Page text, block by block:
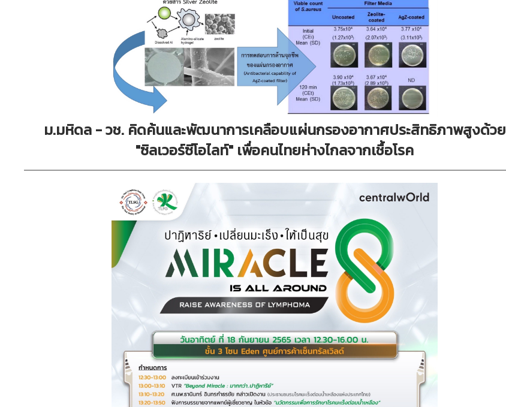
ม.มหิดล - วช. คิดค้นและพัฒนาการเคลือบแผ่นกรองอากาศประสิทธิภาพสูงด้วย
"ซิลเวอร์ซีโอไลท์" เพื่อคนไทยห่างไกลจากเชื้อโรค